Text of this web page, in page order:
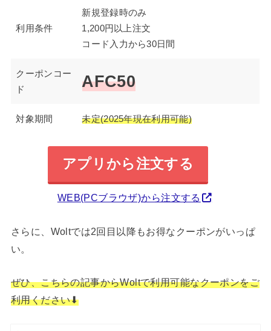
利用条件
新規登録時のみ
1,200円以上注文
コード入力から30日間
クーポンコー
ド
AFC50
対象期間 未定(2025年現在利用可能)
アプリから注文する
WEB(PCブラウザ)から注文する
さらに、Woltでは2回目以降もお得なクーポンがいっぱ
い。
ぜひ、こちらの記事からWoltで利用可能なクーポンをご
利用ください⬇︎